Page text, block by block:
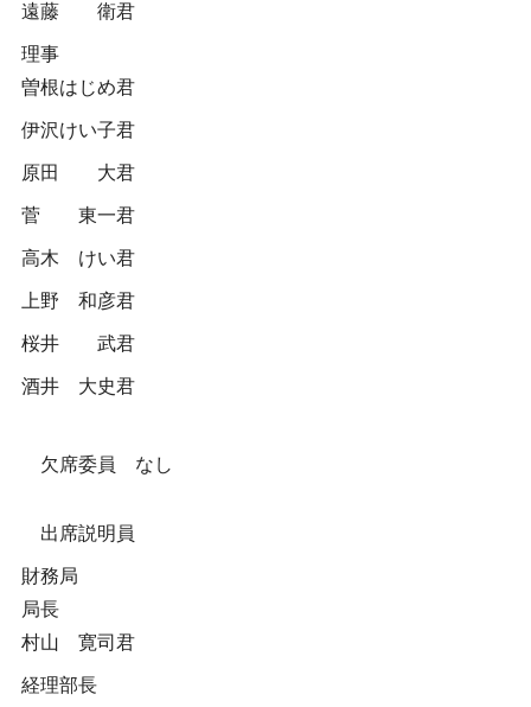
遠藤 衛君
理事
曽根はじめ君
伊沢けい子君
原田 大君
菅 東一君
高木 けい君
上野 和彦君
桜井 武君
酒井 大史君
欠席委員 なし
出席説明員
財務局
局長
村山 寛司君
経理部長